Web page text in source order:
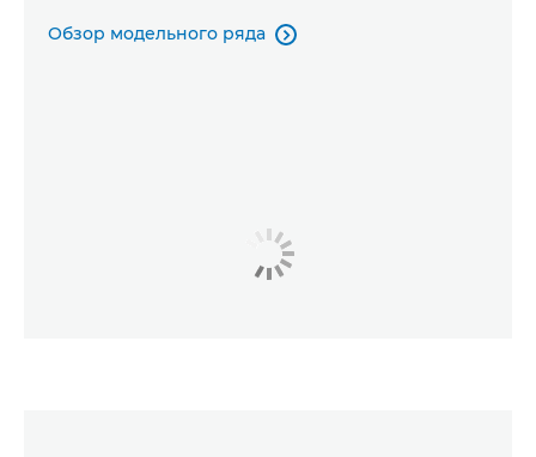
Обзор модельного ряда 